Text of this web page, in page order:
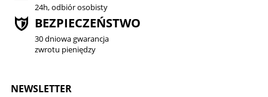
24h, odbiór osobisty
BEZPIECZEŃSTWO
30 dniowa gwarancja
zwrotu pieniędzy
NEWSLETTER